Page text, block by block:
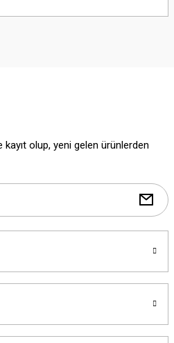
formunu kullanarak tarafımıza
olmalı.
olup, yeni gelen ürünlerden